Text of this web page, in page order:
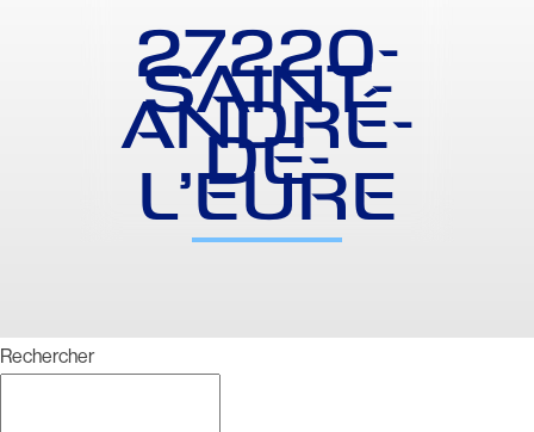
27220-
SAINT-
ANDRÉ-
DE-
L’EURE
Rechercher